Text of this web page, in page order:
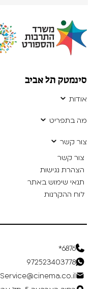
סינמטק תל אביב
אודות
מה בתפריט
צור קשר
צור קשר
הצהרת נגישות
תנאי שימוש באתר
לוח ההקרנות
6876*
972523403778
Service@cinema.co.il